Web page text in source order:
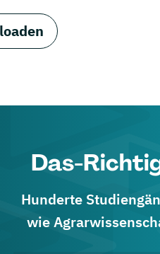
Das-
Hunderte
wie